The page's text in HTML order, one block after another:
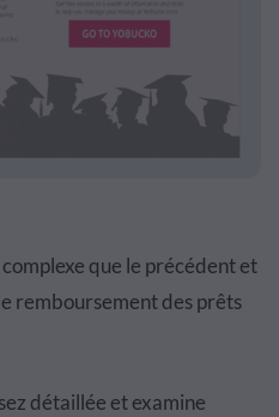
complexe que le précédent et
remboursement des prêts
détaillée et examine